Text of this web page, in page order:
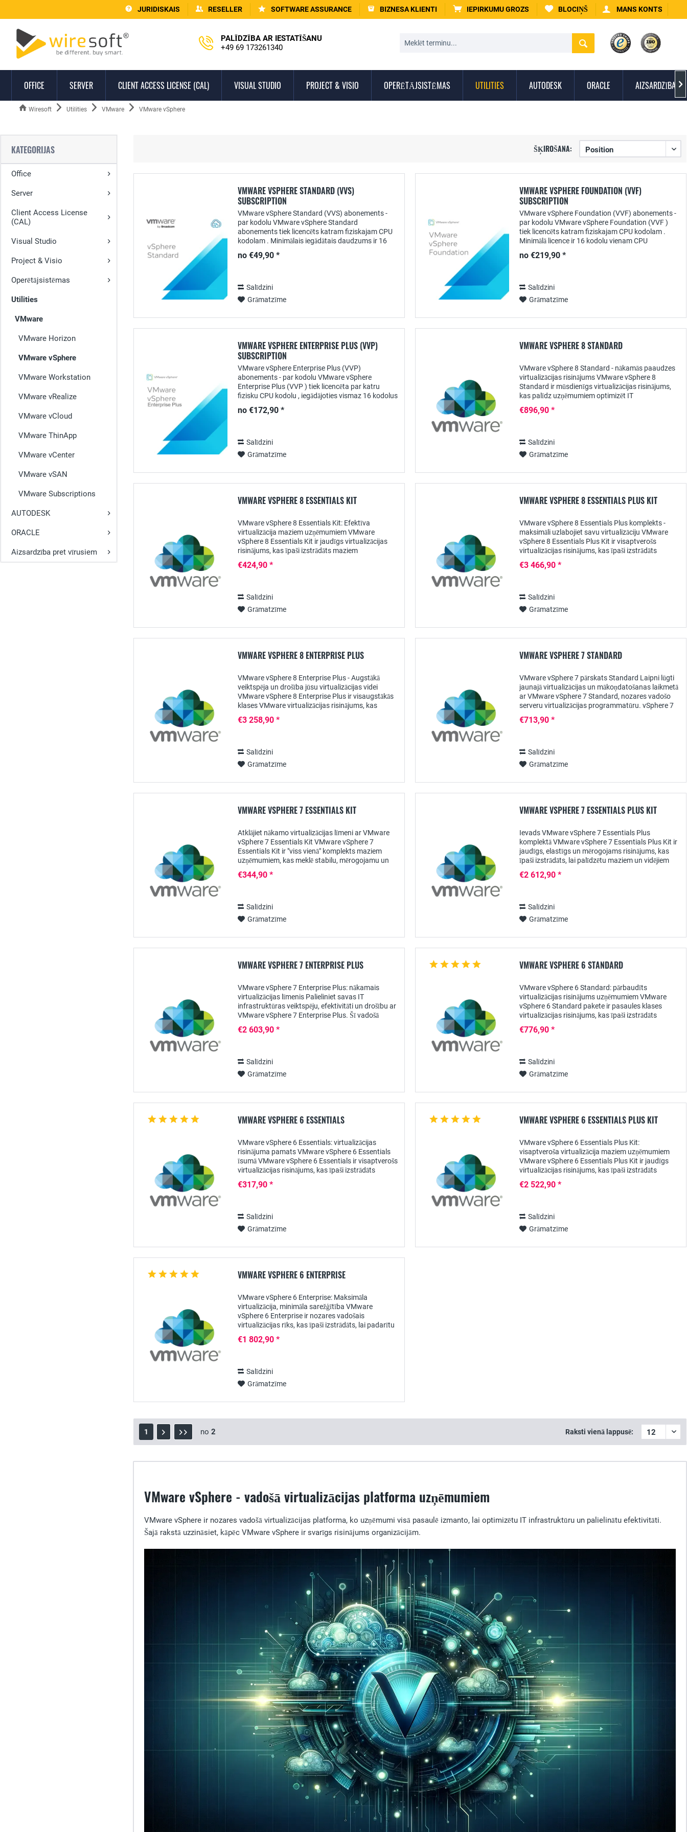
JURIDISKAIS RESELLER SOFTWARE ASSURANCE BIZNESA KLIENTI IEPIRKUMU GROZS BLOCIŅŠ MANS KONTS
PALĪDZĪBA AR IESTATĪŠANU
+49 69 173261340
OFFICE SERVER CLIENT ACCESS LICENSE (CAL) VISUAL STUDIO PROJECT & VISIO OPERĒTĀJSISTĒMAS UTILITIES AUTODESK ORACLE AIZSARDZĪBA 
Wiresoft Utilities VMware VMware vSphere
KATEGORIJAS
Office
Server
Client Access License
(CAL)
Visual Studio
Project & Visio
Operētājsistēmas
Utilities
VMware
VMware Horizon
VMware vSphere
VMware Workstation
VMware vRealize
VMware vCloud
VMware ThinApp
VMware vCenter
VMware vSAN
VMware Subscriptions
AUTODESK
ORACLE
Aizsardzība pret vīrusiem
ŠĶIROŠANA:
VMWARE VSPHERE STANDARD (VVS)
SUBSCRIPTION
VMware vSphere Standard (VVS) abonements -
par kodolu VMware vSphere Standard
abonements tiek licencēts katram fiziskajam CPU
kodolam . Minimālais iegādātais daudzums ir 16
iepirkumu...
no €49,90 *
Salīdzini
Grāmatzīme
VMWARE VSPHERE FOUNDATION (VVF)
SUBSCRIPTION
VMware vSphere Foundation (VVF) abonements -
par kodolu VMware vSphere Foundation (VVF )
tiek licencēts katram fiziskajam CPU kodolam .
Minimālā licence ir 16 kodolu vienam CPU
kodolu....
no €219,90 *
Salīdzini
Grāmatzīme
VMWARE VSPHERE ENTERPRISE PLUS (VVP)
SUBSCRIPTION
VMware vSphere Enterprise Plus (VVP)
abonements - par kodolu VMware vSphere
Enterprise Plus (VVP ) tiek licencēta par katru
fizisku CPU kodolu , iegādājoties vismaz 16 kodolus
mazāk nekā 16...
no €172,90 *
Salīdzini
Grāmatzīme
VMWARE VSPHERE 8 STANDARD
VMware vSphere 8 Standard - nākamās paaudzes
virtualizācijas risinājums VMware vSphere 8
Standard ir mūsdienīgs virtualizācijas risinājums,
kas palīdz uzņēmumiem optimizēt IT
serveru un...
€896,90 *
Salīdzini
Grāmatzīme
VMWARE VSPHERE 8 ESSENTIALS KIT
VMware vSphere 8 Essentials Kit: Efektīva
virtualizācija maziem uzņēmumiem VMware
vSphere 8 Essentials Kit ir jaudīgs virtualizācijas
risinājums, kas īpaši izstrādāts maziem
aplūkosim šī...
€424,90 *
Salīdzini
Grāmatzīme
VMWARE VSPHERE 8 ESSENTIALS PLUS KIT
VMware vSphere 8 Essentials Plus komplekts -
maksimāli uzlabojiet savu virtualizāciju VMware
vSphere 8 Essentials Plus Kit ir visaptverošs
virtualizācijas risinājums, kas īpaši izstrādāts
€3 466,90 *
Salīdzini
Grāmatzīme
VMWARE VSPHERE 8 ENTERPRISE PLUS
VMware vSphere 8 Enterprise Plus - Augstākā
veiktspēja un drošība jūsu virtualizācijas videi
VMware vSphere 8 Enterprise Plus ir visaugstākās
klases VMware virtualizācijas risinājums, kas
€3 258,90 *
Salīdzini
Grāmatzīme
VMWARE VSPHERE 7 STANDARD
VMware vSphere 7 pārskats Standard Laipni lūgti
jaunajā virtualizācijas un mākoņdatošanas laikmetā
ar VMware vSphere 7 Standard, nozares vadošo
serveru virtualizācijas programmatūru. vSphere 7
€713,90 *
Salīdzini
Grāmatzīme
VMWARE VSPHERE 7 ESSENTIALS KIT
Atklājiet nākamo virtualizācijas līmeni ar VMware
vSphere 7 Essentials Kit VMware vSphere 7
Essentials Kit ir "viss vienā" komplekts maziem
uzņēmumiem, kas meklē stabilu, mērogojamu un
€344,90 *
Salīdzini
Grāmatzīme
VMWARE VSPHERE 7 ESSENTIALS PLUS KIT
Ievads VMware vSphere 7 Essentials Plus
komplektā VMware vSphere 7 Essentials Plus Kit ir
jaudīgs, elastīgs un mērogojams risinājums, kas
īpaši izstrādāts, lai palīdzētu maziem un vidējiem
€2 612,90 *
Salīdzini
Grāmatzīme
VMWARE VSPHERE 7 ENTERPRISE PLUS
VMware vSphere 7 Enterprise Plus: nākamais
virtualizācijas līmenis Palieliniet savas IT
infrastruktūras veiktspēju, efektivitāti un drošību ar
VMware vSphere 7 Enterprise Plus. Šī vadošā
€2 603,90 *
Salīdzini
Grāmatzīme
VMWARE VSPHERE 6 STANDARD
VMware vSphere 6 Standard: pārbaudīts
virtualizācijas risinājums uzņēmumiem VMware
vSphere 6 Standard pakete ir pasaules klases
virtualizācijas risinājums, kas īpaši izstrādāts
šīs paketes...
€776,90 *
Salīdzini
Grāmatzīme
VMWARE VSPHERE 6 ESSENTIALS
VMware vSphere 6 Essentials: virtualizācijas
risinājuma pamats VMware vSphere 6 Essentials
īsumā VMware vSphere 6 Essentials ir visaptverošs
virtualizācijas risinājums, kas īpaši izstrādāts
€317,90 *
Salīdzini
Grāmatzīme
VMWARE VSPHERE 6 ESSENTIALS PLUS KIT
VMware vSphere 6 Essentials Plus Kit:
visaptveroša virtualizācija maziem uzņēmumiem
VMware vSphere 6 Essentials Plus Kit ir jaudīgs
virtualizācijas risinājums, kas īpaši izstrādāts
aprakstā mēs...
€2 522,90 *
Salīdzini
Grāmatzīme
VMWARE VSPHERE 6 ENTERPRISE
VMware vSphere 6 Enterprise: Maksimāla
virtualizācija, minimāla sarežģītība VMware
vSphere 6 Enterprise ir nozares vadošais
virtualizācijas rīks, kas īpaši izstrādāts, lai padarītu
Ar...
€1 802,90 *
Salīdzini
Grāmatzīme
1 no 2 Raksti vienā lappusē:
VMware vSphere - vadošā virtualizācijas platforma uzņēmumiem
VMware vSphere ir nozares vadošā virtualizācijas platforma, ko uzņēmumi visā pasaulē izmanto, lai optimizētu IT infrastruktūru un palielinātu efektivitāti.
Šajā rakstā uzzināsiet, kāpēc VMware vSphere ir svarīgs risinājums organizācijām.